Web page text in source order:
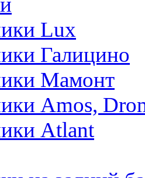
Lux
Галицино
Мамонт
Amos,
Atlant